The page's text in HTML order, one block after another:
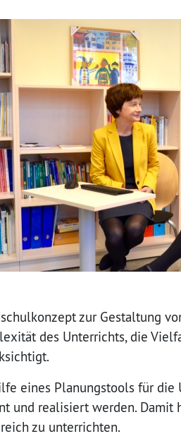
zur Gestaltung
des Unterrichts, die
eines Planungstools für
und realisiert werden. Damit
zu unterrichten.